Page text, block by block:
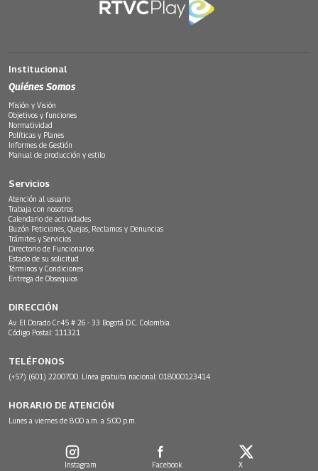
Institucional
Quiénes Somos
Misión y Visión
Objetivos y funciones
Normatividad
Políticas y Planes
Informes de Gestión
Manual de producción y estilo
Servicios
Atención al usuario
Trabaja con nosotros
Calendario de actividades
Buzón Peticiones, Quejas, Reclamos y Denuncias
Trámites y Servicios
Directorio de Funcionarios
Estado de su solicitud
Términos y Condiciones
Entrega de Obsequios
DIRECCIÓN
Av. El Dorado Cr.45 # 26 - 33 Bogotá D.C. Colombia.
Código Postal: 111321
TELÉFONOS
(+57) (601) 2200700. Línea gratuita nacional: 018000123414
HORARIO DE ATENCIÓN
Lunes a viernes de 8:00 a.m. a 5:00 p.m.
Instagram Facebook X